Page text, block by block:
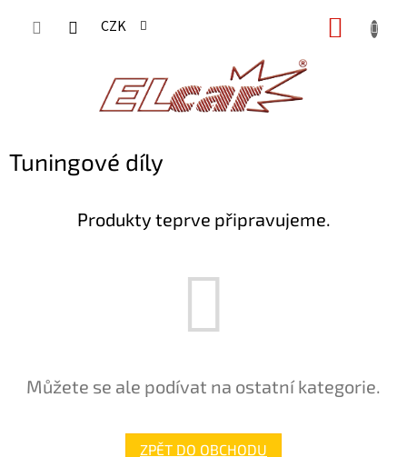
CZK
Tuningové díly
Produkty teprve připravujeme.
Můžete se ale podívat na ostatní kategorie.
ZPĚT DO OBCHODU